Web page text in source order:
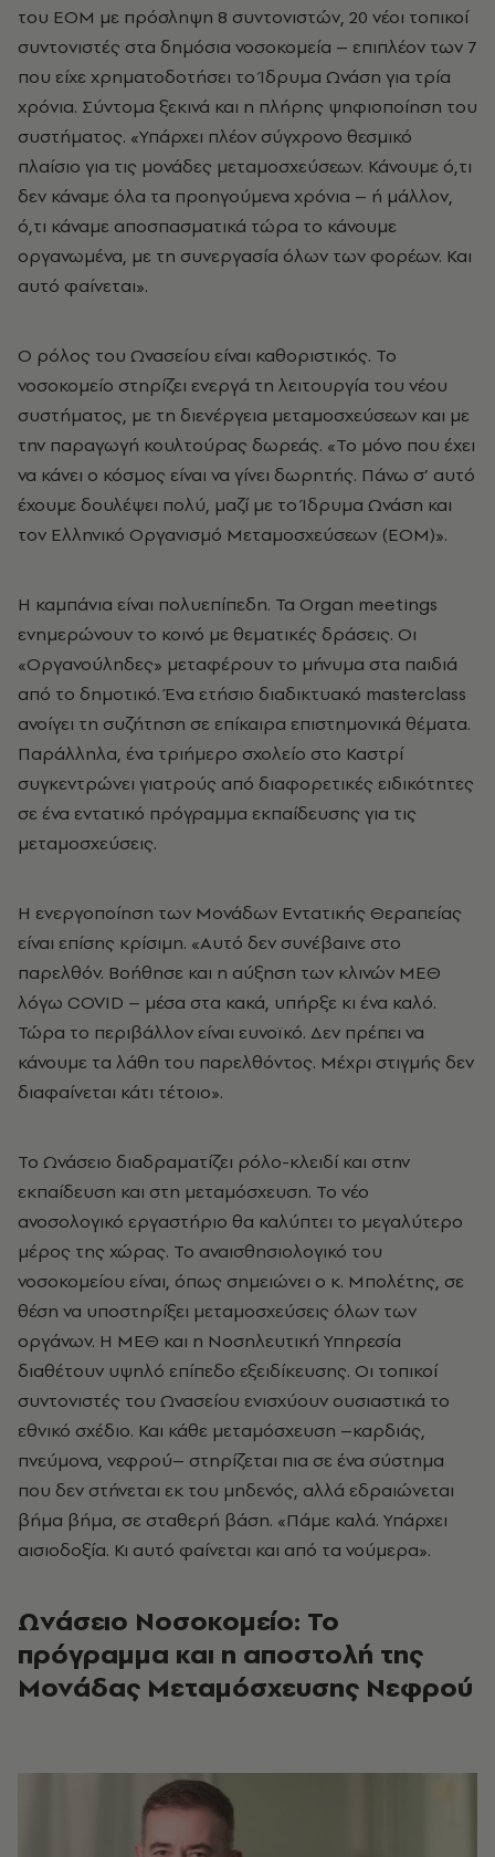
του ΕΟΜ με πρόσληψη 8 συντονιστών, 20 νέοι τοπικοί
συντονιστές στα δημόσια νοσοκομεία – επιπλέον των 7
που είχε χρηματοδοτήσει το Ίδρυμα Ωνάση για τρία
χρόνια. Σύντομα ξεκινά και η πλήρης ψηφιοποίηση του
συστήματος. «Υπάρχει πλέον σύγχρονο θεσμικό
πλαίσιο για τις μονάδες μεταμοσχεύσεων. Κάνουμε ό,τι
δεν κάναμε όλα τα προηγούμενα χρόνια – ή μάλλον,
ό,τι κάναμε αποσπασματικά τώρα το κάνουμε
οργανωμένα, με τη συνεργασία όλων των φορέων. Και
αυτό φαίνεται».
Ο ρόλος του Ωνασείου είναι καθοριστικός. Το
νοσοκομείο στηρίζει ενεργά τη λειτουργία του νέου
συστήματος, με τη διενέργεια μεταμοσχεύσεων και με
την παραγωγή κουλτούρας δωρεάς. «Το μόνο που έχει
να κάνει ο κόσμος είναι να γίνει δωρητής. Πάνω σ’ αυτό
έχουμε δουλέψει πολύ, μαζί με το Ίδρυμα Ωνάση και
τον Ελληνικό Οργανισμό Μεταμοσχεύσεων (ΕΟΜ)».
Η καμπάνια είναι πολυεπίπεδη. Τα Organ meetings
ενημερώνουν το κοινό με θεματικές δράσεις. Οι
«Οργανούληδες» μεταφέρουν το μήνυμα στα παιδιά
από το δημοτικό. Ένα ετήσιο διαδικτυακό masterclass
ανοίγει τη συζήτηση σε επίκαιρα επιστημονικά θέματα.
Παράλληλα, ένα τριήμερο σχολείο στο Καστρί
συγκεντρώνει γιατρούς από διαφορετικές ειδικότητες
σε ένα εντατικό πρόγραμμα εκπαίδευσης για τις
μεταμοσχεύσεις.
Η ενεργοποίηση των Μονάδων Εντατικής Θεραπείας
είναι επίσης κρίσιμη. «Αυτό δεν συνέβαινε στο
παρελθόν. Βοήθησε και η αύξηση των κλινών ΜΕΘ
λόγω COVID – μέσα στα κακά, υπήρξε κι ένα καλό.
Τώρα το περιβάλλον είναι ευνοϊκό. Δεν πρέπει να
κάνουμε τα λάθη του παρελθόντος. Μέχρι στιγμής δεν
διαφαίνεται κάτι τέτοιο».
Το Ωνάσειο διαδραματίζει ρόλο-κλειδί και στην
εκπαίδευση και στη μεταμόσχευση. Το νέο
ανοσολογικό εργαστήριο θα καλύπτει το μεγαλύτερο
μέρος της χώρας. Το αναισθησιολογικό του
νοσοκομείου είναι, όπως σημειώνει ο κ. Μπολέτης, σε
θέση να υποστηρίξει μεταμοσχεύσεις όλων των
οργάνων. Η ΜΕΘ και η Νοσηλευτική Υπηρεσία
διαθέτουν υψηλό επίπεδο εξειδίκευσης. Οι τοπικοί
συντονιστές του Ωνασείου ενισχύουν ουσιαστικά το
εθνικό σχέδιο. Και κάθε μεταμόσχευση –καρδιάς,
πνεύμονα, νεφρού– στηρίζεται πια σε ένα σύστημα
που δεν στήνεται εκ του μηδενός, αλλά εδραιώνεται
βήμα βήμα, σε σταθερή βάση. «Πάμε καλά. Υπάρχει
αισιοδοξία. Κι αυτό φαίνεται και από τα νούμερα».
Ωνάσειο Νοσοκομείο: Το
πρόγραμμα και η αποστολή της
Μονάδας Μεταμόσχευσης Νεφρού